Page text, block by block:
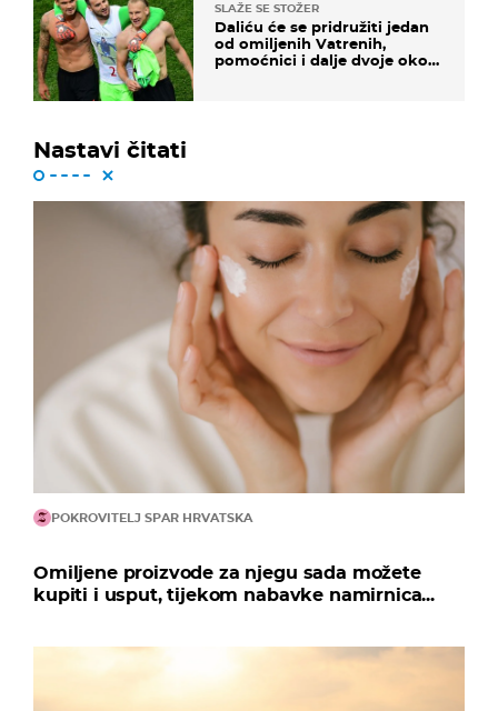
SLAŽE SE STOŽER
Daliću će se pridružiti jedan
od omiljenih Vatrenih,
pomoćnici i dalje dvoje oko
Nastavi čitati
POKROVITELJ SPAR HRVATSKA
Omiljene proizvode za njegu sada možete
kupiti i usput, tijekom nabavke namirnica...